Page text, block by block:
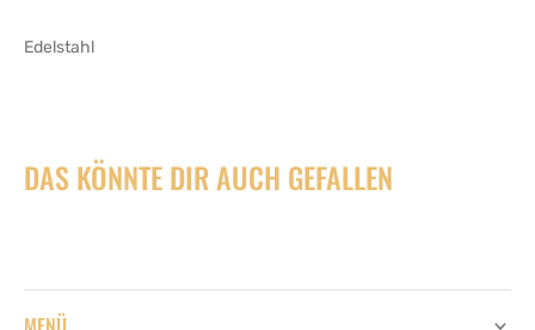
Edelstahl
DAS KÖNNTE DIR AUCH GEFALLEN